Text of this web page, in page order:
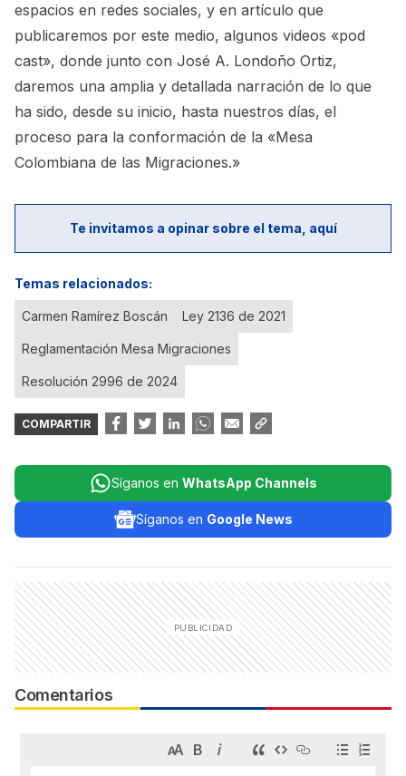
espacios en redes sociales, y en artículo que
publicaremos por este medio, algunos videos «pod
cast», donde junto con José A. Londoño Ortiz,
daremos una amplia y detallada narración de lo que
ha sido, desde su inicio, hasta nuestros días, el
proceso para la conformación de la «Mesa
Colombiana de las Migraciones.»
Te invitamos a opinar sobre el tema, aquí
Temas relacionados:
Carmen Ramírez Boscán Ley 2136 de 2021
Reglamentación Mesa Migraciones
Resolución 2996 de 2024
COMPARTIR
Síganos en WhatsApp Channels
Síganos en Google News
Comentarios